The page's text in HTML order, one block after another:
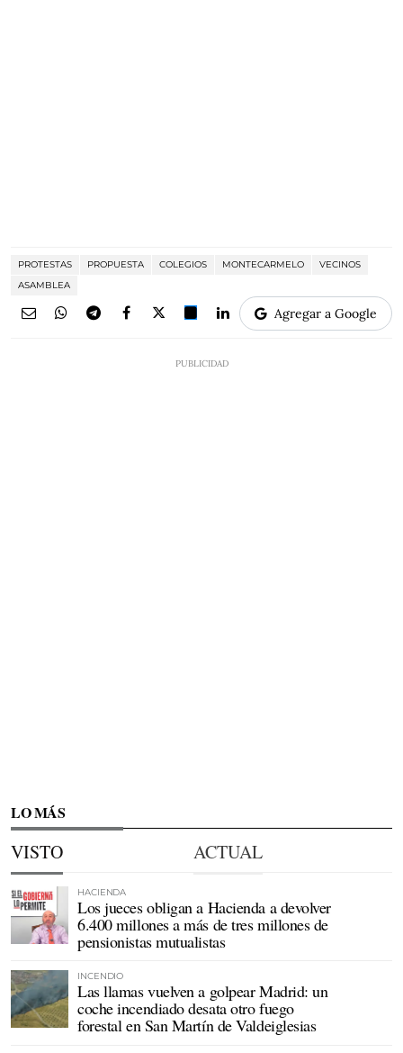
PROTESTAS PROPUESTA COLEGIOS MONTECARMELO
VECINOS
ASAMBLEA
Agregar a Google
LO MÁS
VISTO ACTUAL
HACIENDA
Los jueces obligan a Hacienda a devolver
6.400 millones a más de tres millones de
pensionistas mutualistas
INCENDIO
Las llamas vuelven a golpear Madrid: un
coche incendiado desata otro fuego
forestal en San Martín de Valdeiglesias